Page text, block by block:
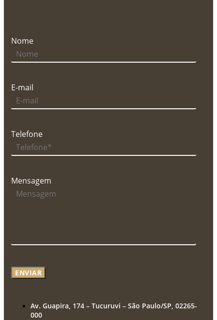
Nome
E-mail
Telefone
Mensagem
ENVIAR
Av. Guapira, 174 – Tucuruvi – São Paulo/SP, 02265-
000